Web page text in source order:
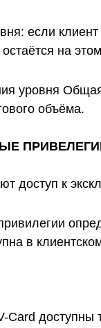
если
на
уровня
объёма.
доступ к
в
Card доступны